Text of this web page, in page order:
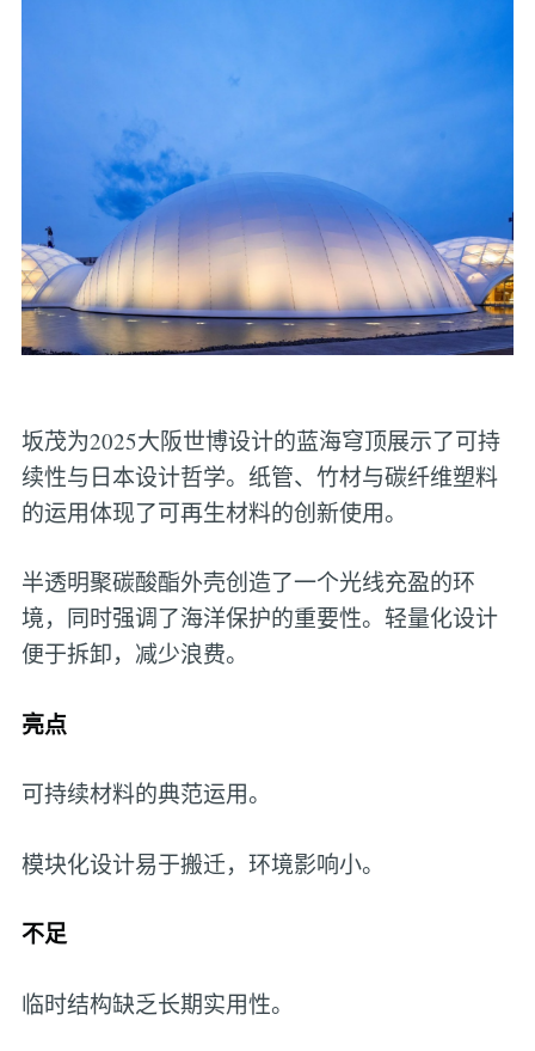
坂茂为2025大阪世博设计的蓝海穹顶展示了可持
续性与日本设计哲学。纸管、竹材与碳纤维塑料
的运用体现了可再生材料的创新使用。
半透明聚碳酸酯外壳创造了一个光线充盈的环
境，同时强调了海洋保护的重要性。轻量化设计
便于拆卸，减少浪费。
亮点
可持续材料的典范运用。
模块化设计易于搬迁，环境影响小。
不足
临时结构缺乏长期实用性。